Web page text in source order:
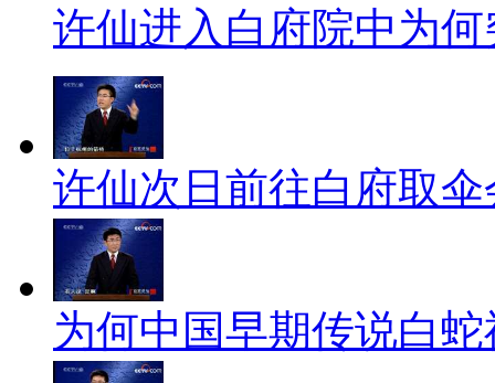
许仙进入白府院中为
许仙次日前往白府取
为何中国早期传说白